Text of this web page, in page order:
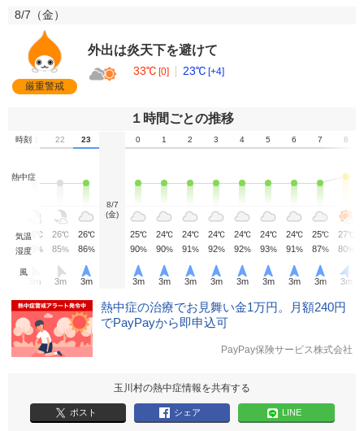
8/7（金）
厳重警戒
外出は炎天下を避けて
33℃ [0] 23℃ [+4]
１時間ごとの推移
時刻21 22 23
8/7
(金)
0 1 2 3 4 5 6 7 8
熱中症
気温
℃ 26 ℃ 26℃ 26℃ 25℃ 24℃ 24℃ 24℃ 24℃ 24℃ 24℃ 25℃ 27℃
湿度
% 83 % 85% 86% 90% 90% 91% 92% 92% 93% 91% 87% 80%
風
m 3m 3m 3m 3m 3m 3m 3m 3m 3m 3m 3m
熱中症の治療でお見舞い金1万円。月額240円
でPayPayから即申込可
PayPay保険サービス株式会社
玉川村の熱中症情報を共有する
ポスト シェア LINE